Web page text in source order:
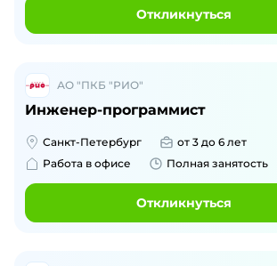
Откликнуться
АО "ПКБ "РИО"
Инженер-программист
Санкт-Петербург
от 3 до 6 лет
Работа в офисе
Полная занятость
Откликнуться